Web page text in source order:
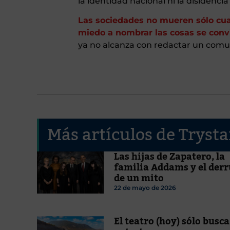
Las sociedades no mueren sólo
miedo a nombrar las cosas se
ya no alcanza con redactar un
Más artículos de
Las hijas de Zapatero, la
familia Addams y el
de un mito
22 de mayo de 2026
El teatro (hoy) sólo busca